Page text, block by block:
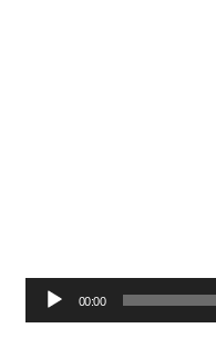
Audio
00:00